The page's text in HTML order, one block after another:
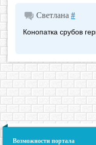
Светлана #
Конопатка срубов
Возможности портала